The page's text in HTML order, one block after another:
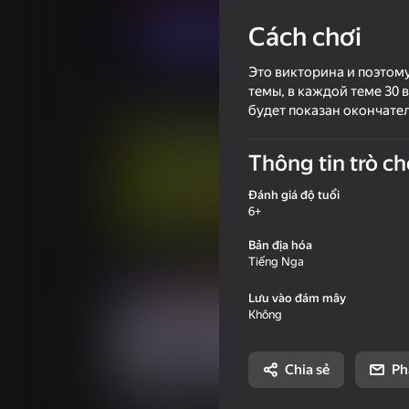
Trò chơi tương tự
Zuma Deluxe Revege Classic
A Wonderful
36
Cách chơi
Это викторина и
темы, в каждой теме 30
будет показан
Thông tin trò
Đánh giá độ tuổi
6+
Bản địa hóa
Tiếng Nga
Lưu vào đám mây
Không
Chia sẻ